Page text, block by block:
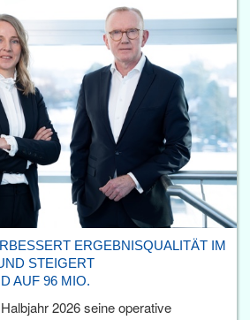
ERGEBNISQUALITÄT IM
STEIGERT
AUF 96 MIO.
2026 seine operative